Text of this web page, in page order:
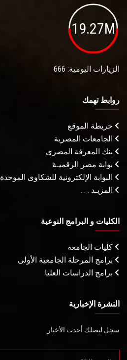
19.27M
الزيارات اليومية: 666
روابط تهمك
خريطة الموقع
الجامعات المصرية
بنك المعرفة المصري
بوابة مصر الرقميـة
البوابة الإلكترونية للشكاوى الموحدة
المزيـد . . .
الكليات و البرامج النوعية
كليات الجامعة
برامج المرحلة الجامعية الأولى
برامج الدراسات العليا
النشرة الإخبارية
سجل ليصلك أحدث الأخبار